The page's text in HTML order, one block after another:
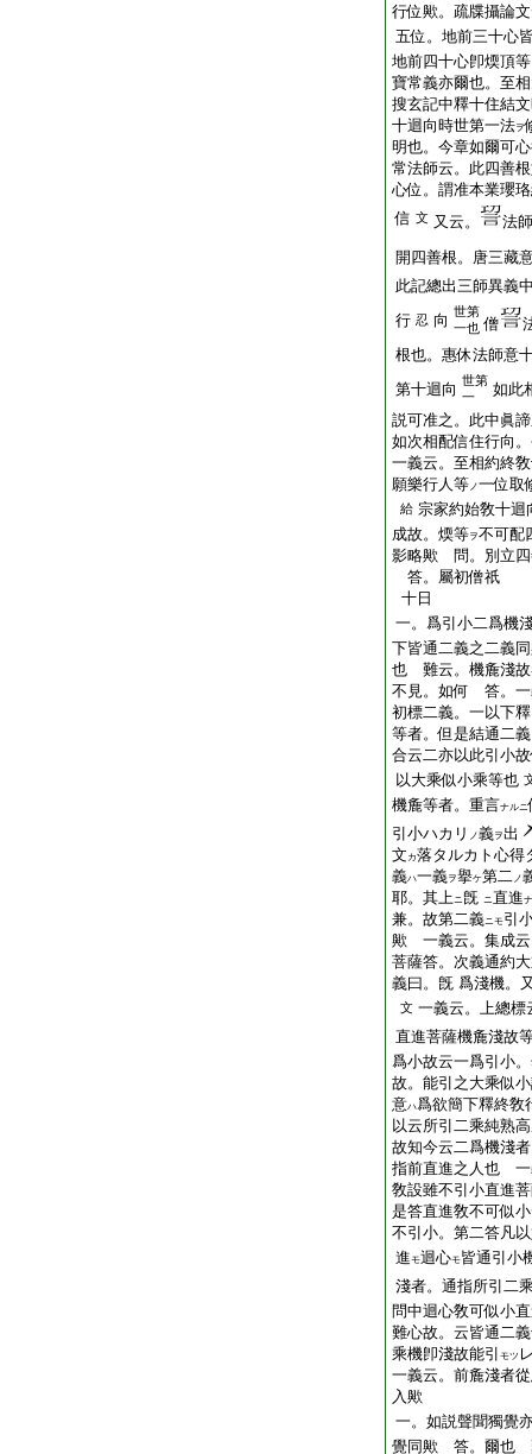
行位歟。疏牒攝論
五位。地前三十心
地前四十心卽煗頂
寶常義亦爾也。至
搜玄記中釋十住結
十迴向時世第一法ヲ
明也。今章如爾可
常法師云。此四善
心位。謂准本業瓔
信 文 又云。
法
開四善根。唐三藏
此記總出三師異義
行 忍 向 世第
一也 僧
根也。惠休法師意
第十迴向 世第
一
如此
説可准之。此中眞
如次相配信住行向
一義云。至相約終
願樂行人等ノ一位取
給 宗家約始敎十迴
成故。煗等ヲ不可配
影略歟 問。別立四
答。屬初僧祇
十日
一。爲引小二爲機
下皆通二義之二義
也 難云。機麁淺故
不見。如何 答。一
初標二義。一以下
等者。但是結通二
合云二亦以此引小
以大乘似小乘等也
機麁等者。重言ナルニ
引小ハカリ ノ義ヲ出
文 カ落タルカト心得
義ハ一義ヲ擧ケ第二ノ
耶。其上ニ旣 ニ直進
兼。故第二義ニモ引
歟 一義云。集成云
菩薩答。次義通約
義曰。旣 爲淺機。
文 一義云。上總標
直進菩薩機麁淺故
爲小故云一爲引小
故。能引之大乘似
意ハ爲欲簡下釋終敎
以云所引二乘純熟
故知今云二爲機淺
指前直進之人也 一
敎設雖不引小直進
是答直進敎不可似
不引小。第二答凡
進モ迴心モ皆通引小
淺者。通指所引二
問中迴心敎可似小
難心故。云皆通二
乘機卽淺故能引
モツ
一義云。前麁淺者
入歟
一。如説聲聞獨覺
覺同歟 答。爾也